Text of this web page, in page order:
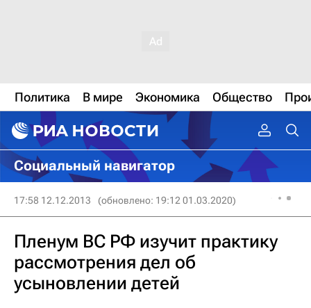
Политика В мире Экономика Общество
Социальный навигатор
17:58 12.12.2013 (обновлено: 19:12 01.03.2020)
Пленум ВС РФ изучит практику
рассмотрения дел об
усыновлении детей